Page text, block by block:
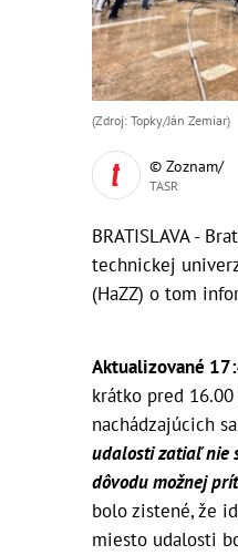
(Zdroj: Topky/Ján Zemiar)
© Zoznam/
TASR
BRATISLAVA -
technickej
(HaZZ) o tom
Aktualizované
krátko pred
nachádzajúcich
udalosti zatiaľ nie
dôvodu možnej
bolo zistené, že
miesto udalosti